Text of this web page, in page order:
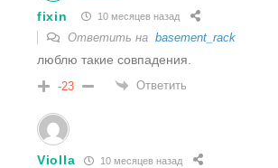
fixin 10 месяцев назад
Ответить на basement_rack
люблю такие совпадения.
-23 Ответить
Violla 10 месяцев назад